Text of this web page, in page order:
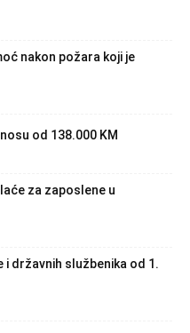
nakon požara koji je
od 138.000 KM
za zaposlene u
državnih službenika od 1.